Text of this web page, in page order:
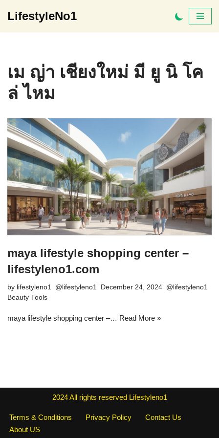
LifestyleNo1
เม ญ่า เชียงใหม่ มี ยู นิ โค
ล่ ไหม
maya lifestyle shopping center –
lifestyleno1.com
by lifestyleno1
December 24, 2024
Beauty Tools
maya lifestyle shopping center –… Read More »
2024All rights reserved Lifestyleno1
Terms & Conditions Privacy Policy
Contact Us
About US